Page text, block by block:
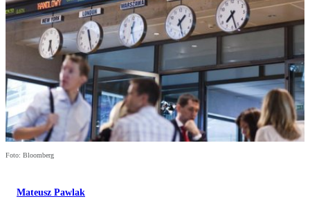
Foto: Bloomberg
Mateusz Pawlak